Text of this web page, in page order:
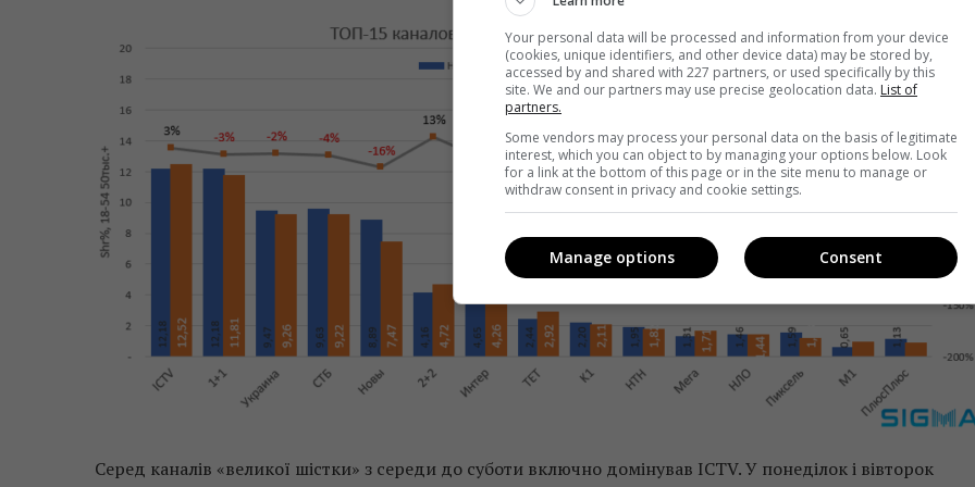
Серед каналів «великої шістки» з середи до суботи включно домінував ICTV. У понеділок і вівторок
Your personal data will be processed and information from your device
(cookies, unique identifiers, and other device data) may be stored by,
accessed by and shared with 227 partners, or used specifically by this
site. We and our partners may use precise geolocation data. List of
partners.
Some vendors may process your personal data on the basis of legitimate
interest, which you can object to by managing your options below. Look
for a link at the bottom of this page or in the site menu to manage or
withdraw consent in privacy and cookie settings.
Consent
Manage options